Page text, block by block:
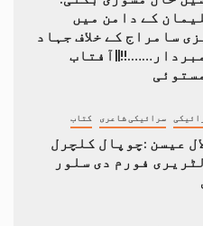
کے دامن میں
سامراج کے خلاف جہاد
سرائیکی شاعری کتاب
عیسن :چوپال کلچرل
فورم دی سلور